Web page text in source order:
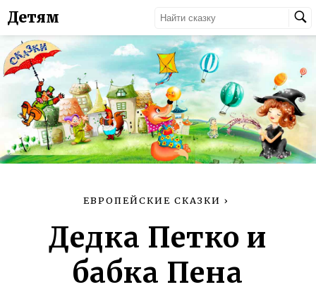
Детям
ЕВРОПЕЙСКИЕ СКАЗКИ ›
Дедка Петко и
бабка Пена